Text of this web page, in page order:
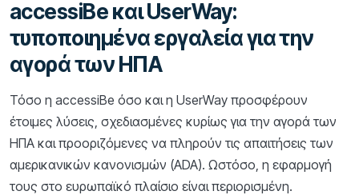
accessiBe και UserWay:
τυποποιημένα εργαλεία για την
αγορά των ΗΠΑ
Τόσο η accessiBe όσο και η UserWay προσφέρουν
έτοιμες λύσεις, σχεδιασμένες κυρίως για την αγορά των
ΗΠΑ και προοριζόμενες να πληρούν τις απαιτήσεις των
αμερικανικών κανονισμών (ADA). Ωστόσο, η εφαρμογή
τους στο ευρωπαϊκό πλαίσιο είναι περιορισμένη.